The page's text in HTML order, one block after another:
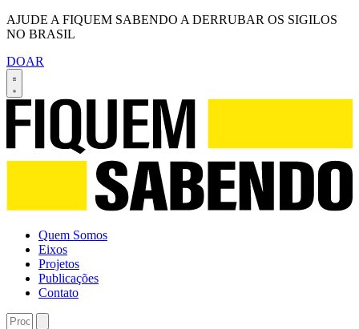
AJUDE A FIQUEM SABENDO A DERRUBAR OS SIGILOS
NO BRASIL
DOAR
Quem Somos
Eixos
Projetos
Publicações
Contato